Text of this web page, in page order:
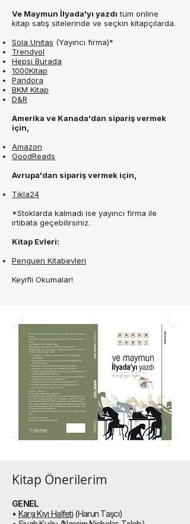
Ve Maymun İlyada'yı yazdı tüm online
kitap satış sitelerinde ve seçkin kitapçılarda.
Sola Unitas (Yayıncı firma)*
Trendyol
Hepsi Burada
1000Kitap
Pandora
BKM Kitap
D&R
Amerika ve Kanada'dan sipariş vermek
için,
Amazon
GoodReads
Avrupa'dan sipariş vermek için,
Tıkla24
*Stoklarda kalmadı ise yayıncı firma ile
irtibata geçebilirsiniz.
Kitap Evleri:
Penguen Kitabevleri
Keyifli Okumalar!
Kitap Önerilerim
GENEL
• Karşı Kıyı Halfeti (Harun Taşcı)